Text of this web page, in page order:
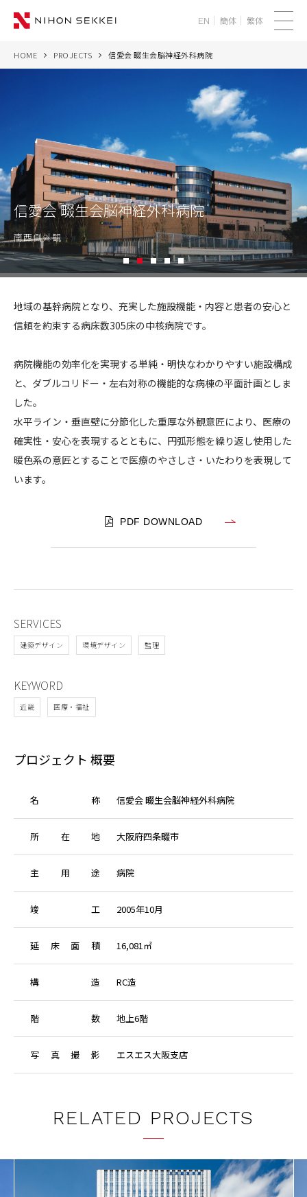
ュ
PROJECTS
THINK
NEWS
CORPORATE
RECRUIT
CONTACT
コンプライアンスポリシー プライバシーポリシー ご利用規約
EN 簡体 繁体
HOME PROJECTS 信愛会 畷生会脳神経外科病院
信愛会 畷生会脳神経外科病院
南西側外観
2 5
地域の基幹病院となり、充実した施設機能・内容と患者の安心と
信頼を約束する病床数305床の中核病院です。
病院機能の効率化を実現する単純・明快なわかりやすい施設構成
と、ダブルコリドー・左右対称の機能的な病棟の平面計画としま
した。
水平ライン・垂直壁に分節化した重厚な外観意匠により、医療の
確実性・安心を表現するとともに、円弧形態を繰り返し使用した
暖色系の意匠とすることで医療のやさしさ・いたわりを表現して
います。
PDF DOWNLOAD
SERVICES
建築デザイン 環境デザイン 監理
KEYWORD
近畿 医療・福祉
プロジェクト 概要
名 称 信愛会 畷生会脳神経外科病院
所 在 地 大阪府四条畷市
主 用 途 病院
竣 工 2005年10月
延 床 面 積 16,081㎡
構 造 RC造
階 数 地上6階
写 真 撮 影 エスエス大阪支店
RELATED PROJECTS